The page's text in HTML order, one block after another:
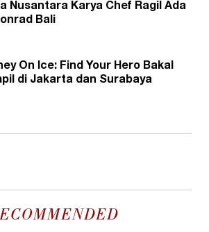
Nusantara Karya Chef Ragil Ada
Bali
On Ice: Find Your Hero Bakal
di Jakarta dan Surabaya